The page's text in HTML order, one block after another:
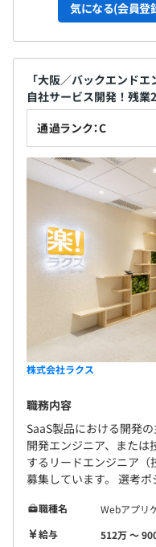
気になる(会員登
「大阪／バックエンド
自社サービス開発！残業
通過ランク：C
株式会社ラクス
職務内容
SaaS製品における開発
開発エンジニア、また
するリードエンジニア（
募集しています。 選考ポ
職種名
Webアプリ
給与
512万 〜